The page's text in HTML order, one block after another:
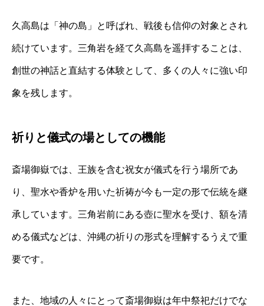
久高島は「神の島」と呼ばれ、戦後も信仰の対象とされ
続けています。三角岩を経て久高島を遥拝することは、
創世の神話と直結する体験として、多くの人々に強い印
象を残します。
祈りと儀式の場としての機能
斎場御嶽では、王族を含む祝女が儀式を行う場所であ
り、聖水や香炉を用いた祈祷が今も一定の形で伝統を継
承しています。三角岩前にある壺に聖水を受け、額を清
める儀式などは、沖縄の祈りの形式を理解するうえで重
要です。
また、地域の人々にとって斎場御嶽は年中祭祀だけでな